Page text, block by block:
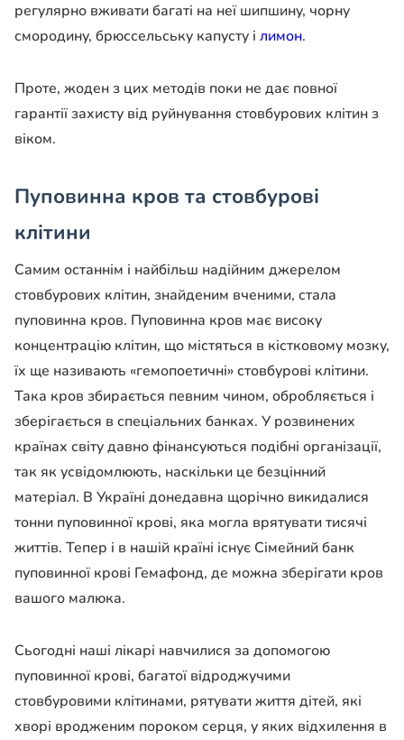
регулярно вживати багаті на неї шипшину, чорну
смородину, брюссельську капусту і лимон.
Проте, жоден з цих методів поки не дає повної
гарантії захисту від руйнування стовбурових клітин з
віком.
Пуповинна кров та стовбурові
клітини
Самим останнім і найбільш надійним джерелом
стовбурових клітин, знайденим вченими, стала
пуповинна кров. Пуповинна кров має високу
концентрацію клітин, що містяться в кістковому мозку,
їх ще називають «гемопоетичні» стовбурові клітини.
Така кров збирається певним чином, обробляється і
зберігається в спеціальних банках. У розвинених
країнах світу давно фінансуються подібні організації,
так як усвідомлюють, наскільки це безцінний
матеріал. В Україні донедавна щорічно викидалися
тонни пуповинної крові, яка могла врятувати тисячі
життів. Тепер і в нашій країні існує Сімейний банк
пуповинної крові Гемафонд, де можна зберігати кров
вашого малюка.
Сьогодні наші лікарі навчилися за допомогою
пуповинної крові, багатої відроджучими
стовбуровими клітинами, рятувати життя дітей, які
хворі вродженим пороком серця, у яких відхилення в